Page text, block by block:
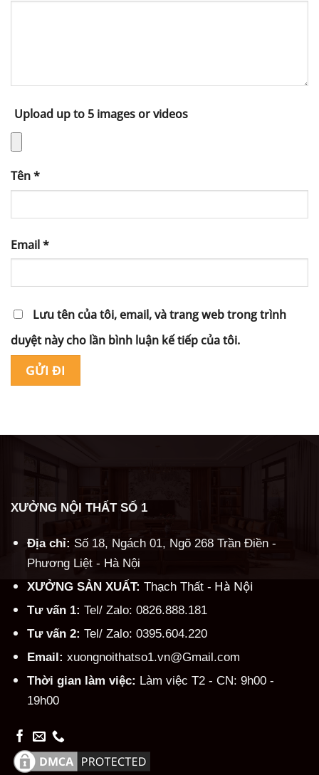
Upload up to 5 images or videos
Tên*
Email*
Lưu tên của tôi, email, và trang web trong trình
duyệt này cho lần bình luận kế tiếp của tôi.
XƯỞNG NỘI THẤT SỐ 1
Địa chỉ: Số 18, Ngách 01, Ngõ 268 Trần Điền -
Phương Liệt - Hà Nội
XƯỞNG SẢN XUẤT: Thạch Thất - Hà Nội
Tư vấn 1: Tel/ Zalo: 0826.888.181
Tư vấn 2: Tel/ Zalo: 0395.604.220
Email: xuongnoithatso1.vn@Gmail.com
Thời gian làm việc: Làm việc T2 - CN: 9h00 -
19h00